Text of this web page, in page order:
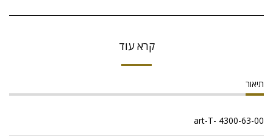
קרא עוד
תיאור
art-T- 4300-63-00